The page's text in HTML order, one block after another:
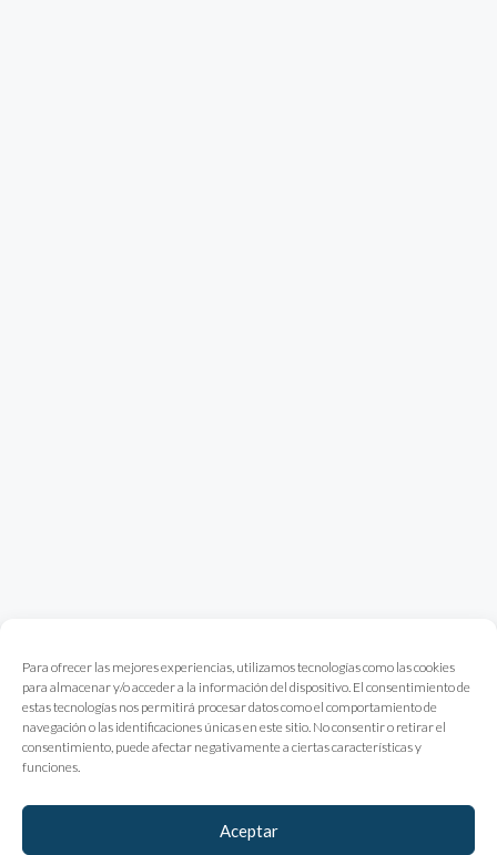
Para ofrecer las mejores experiencias, utilizamos tecnologías como las cookies
para almacenar y/o acceder a la información del dispositivo. El consentimiento de
estas tecnologías nos permitirá procesar datos como el comportamiento de
navegación o las identificaciones únicas en este sitio. No consentir o retirar el
consentimiento, puede afectar negativamente a ciertas características y
funciones.
Aceptar